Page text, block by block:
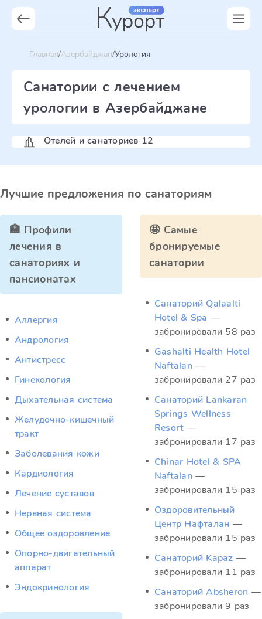
Главная Азербайджан Урология
Санатории с лечением
урологии в Азербайджане
Отелей и санаториев 12
Лучшие предложения по санаториям
🏥 Профили
лечения в
санаториях и
пансионатах
Аллергия
Андрология
Антистресс
Гинекология
Дыхательная система
Желудочно-кишечный
тракт
Заболевания кожи
Кардиология
Лечение суставов
Нервная система
Общее оздоровление
Опорно-двигательный
аппарат
Эндокринология
🤩 Самые
бронируемые
санатории
Санаторий Qalaalti
Hotel & Spa —
забронировали 58 раз
Gashalti Health Hotel
Naftalan —
забронировали 27 раз
Санаторий Lankaran
Springs Wellness
Resort —
забронировали 17 раз
Chinar Hotel & SPA
Naftalan —
забронировали 15 раз
Оздоровительный
Центр Нафталан —
забронировали 15 раз
Санаторий Kapaz —
забронировали 11 раз
Санаторий Absheron —
забронировали 9 раз